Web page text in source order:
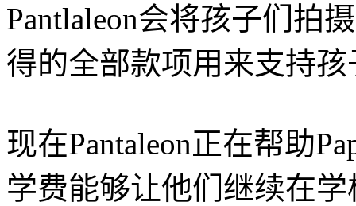
Pantlaleon会将孩子们拍
得的全部款项用来支持
现在Pantaleon正在帮助
学费能够让他们继续在